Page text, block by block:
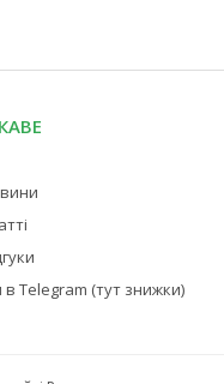
Telegram (тут знижки)